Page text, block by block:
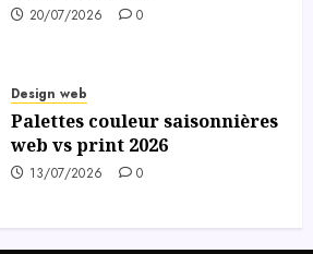
20/07/2026 0
Design web
Palettes couleur saisonnières
web vs print 2026
13/07/2026 0